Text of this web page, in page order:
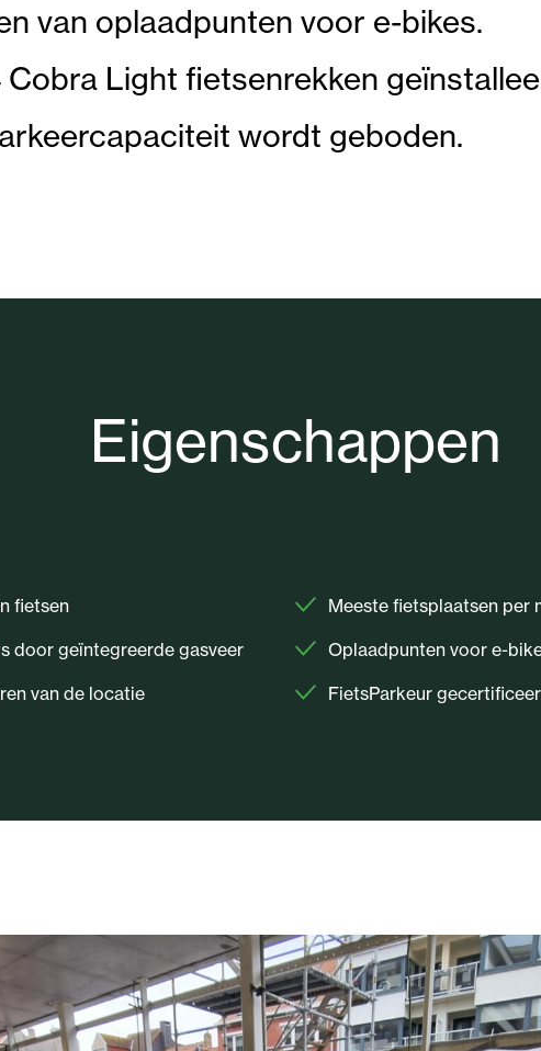
van oplaadpunten voor e-bikes.
Cobra Light fietsenrekken
wordt geboden.
Eigenschappen
fietsen
Meeste fietsplaatsen per
door geïntegreerde gasveer
Oplaadpunten voor e-
van de locatie
FietsParkeur